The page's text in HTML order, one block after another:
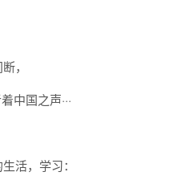
，
中国之声···
活，学习：